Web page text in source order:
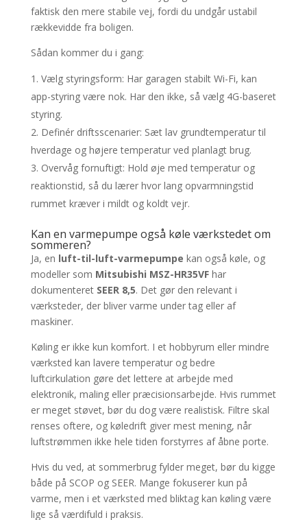
faktisk den mere stabile vej, fordi du undgår ustabil
rækkevidde fra boligen.
Sådan kommer du i gang:
Vælg styringsform: Har garagen stabilt Wi-Fi, kan
app-styring være nok. Har den ikke, så vælg 4G-baseret
styring.
Definér driftsscenarier: Sæt lav grundtemperatur til
hverdage og højere temperatur ved planlagt brug.
Overvåg fornuftigt: Hold øje med temperatur og
reaktionstid, så du lærer hvor lang opvarmningstid
rummet kræver i mildt og koldt vejr.
Kan en varmepumpe også køle værkstedet om
sommeren?
Ja, en luft-til-luft-varmepumpe kan også køle, og
modeller som Mitsubishi MSZ-HR35VFhar
dokumenteret SEER 8,5. Det gør den relevant i
værksteder, der bliver varme under tag eller af
maskiner.
Køling er ikke kun komfort. I et hobbyrum eller mindre
værksted kan lavere temperatur og bedre
luftcirkulation gøre det lettere at arbejde med
elektronik, maling eller præcisionsarbejde. Hvis rummet
er meget støvet, bør du dog være realistisk. Filtre skal
renses oftere, og køledrift giver mest mening, når
luftstrømmen ikke hele tiden forstyrres af åbne porte.
Hvis du ved, at sommerbrug fylder meget, bør du kigge
både på SCOP og SEER. Mange fokuserer kun på
varme, men i et værksted med bliktag kan køling være
lige så værdifuld i praksis.